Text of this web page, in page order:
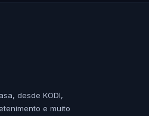
desde KODI,
e muito